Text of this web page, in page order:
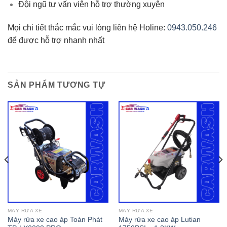
Đội ngũ tư vấn viên hỗ trợ thường xuyên
Mọi chi tiết thắc mắc vui lòng liên hệ Holine: 0943.050.246
để được hỗ trợ nhanh nhất
SẢN PHẨM TƯƠNG TỰ
MÁY RỬA XE
Máy rửa xe cao áp Toàn Phát
MÁY RỬA XE
Máy rửa xe cao áp Lutian